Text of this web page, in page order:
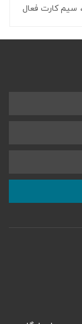
سیم کارت فعال